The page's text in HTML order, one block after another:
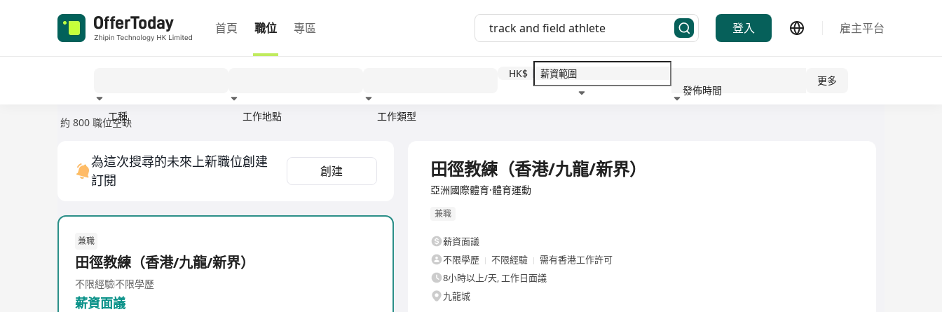
首頁 職位 專區 登入 雇主平台
工種 工作地點 工作類型
HK$
發佈時間
更多
約 800 職位空缺
為這次搜尋的未來上新職位創建
訂閱
創建
兼職
田徑教練（香港/九龍/新界）
不限經驗不限學歷
薪資面議
田徑教練（香港/九龍/新界）
亞洲國際體育·體育運動
兼職
薪資面議
不限學歷
不限經驗
需有香港工作許可
8小時以上/天, 工作日面議
九龍城